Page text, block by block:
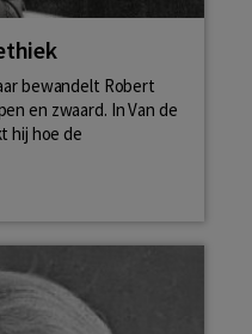
bewandelt Robert
en zwaard. In Van de
hij hoe de